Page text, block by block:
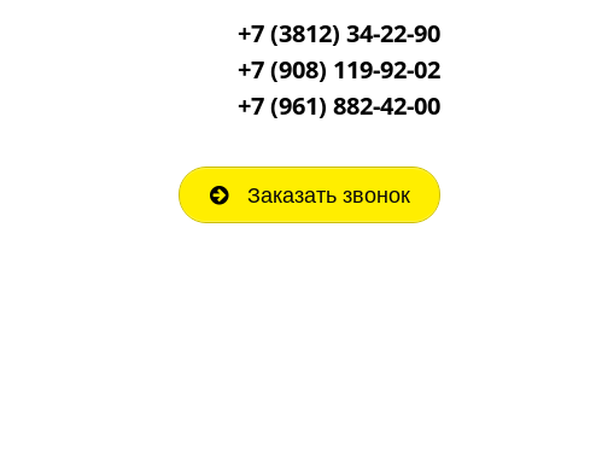
+7 (3812) 34-22-90
+7 (908) 119-92-02
+7(961) 882-42-00
Заказать звонок